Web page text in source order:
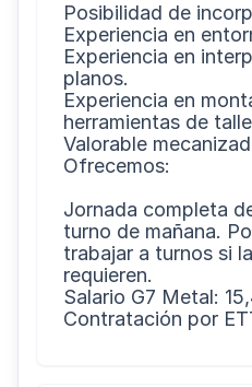
Posibilidad de
Experiencia en
Experiencia en
planos.
Experiencia en
herramientas de
Valorable
Ofrecemos:
Jornada completa
turno de mañana.
trabajar a turnos si
requieren.
Salario G7 Metal: